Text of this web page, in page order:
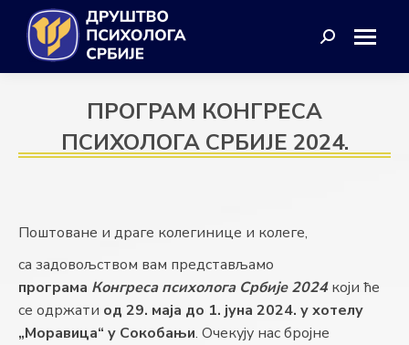
Search:
ПРОГРАМ КОНГРЕСА
ПСИХОЛОГА СРБИЈЕ 2024.
Поштоване и драге колегинице и колеге,
са задовољством вам представљамо
програма Конгреса психолога Србије 2024који ће
се одржати од 29. маја до 1. јуна 2024. у хотелу
„Моравица“ у Сокобањи. Очекују нас бројне